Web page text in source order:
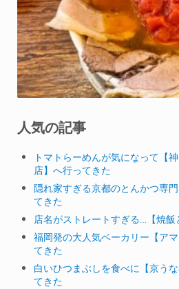
人気の記事
トマトらーめんが気になって【
店】へ行ってきた
隠れ家すぎる京都のとんかつ専
てきた
店名がストレートすぎる…【焼
福岡発の大人気ベーカリー【ア
てきた
白いひつまぶしを食べに【京う
てきた